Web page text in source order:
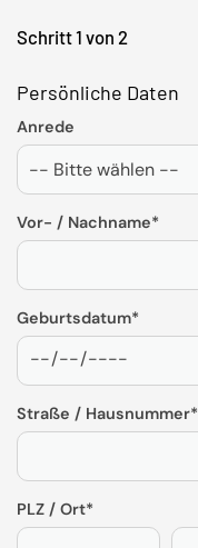
Schritt 1 von 2
Persönliche Daten
Anrede
Vor- / Nachname*
Geburtsdatum*
Straße / Hausnummer*
PLZ / Ort*